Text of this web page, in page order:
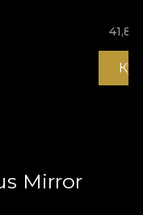
41,84
Mirror